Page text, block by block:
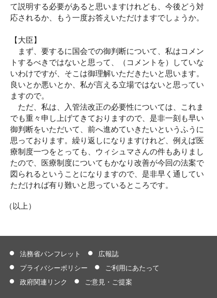
て説明する必要があると思いますけれども、今後どう対
応されるか、もう一度お答えいただけますでしょうか。
【大臣】
まず、要するに国会での御判断について、私はコメン
トするべきではないと思って、（コメントを）していな
いわけですが、そこは御理解いただきたいと思います。
良いとか悪いとか、私が言える立場ではないと思ってい
ますので。
ただ、私は、入管法改正の必要性については、これま
でも重々申し上げてきておりますので、是非一刻も早い
御判断をいただいて、前へ進めていきたいというふうに
思っております。繰り返しになりますけれど、例えば医
療制度一つをとっても、ウィシュマさんの件もありまし
たので、医療制度についてもかなり改善が今回の法案で
図られるということになりますので、是非早く通してい
ただければ有り難いと思っているところです。
（以上）
法務省パンフレット
広報誌
プライバシーポリシー
ご利用にあたって
政府関連リンク
ご意見・ご提案